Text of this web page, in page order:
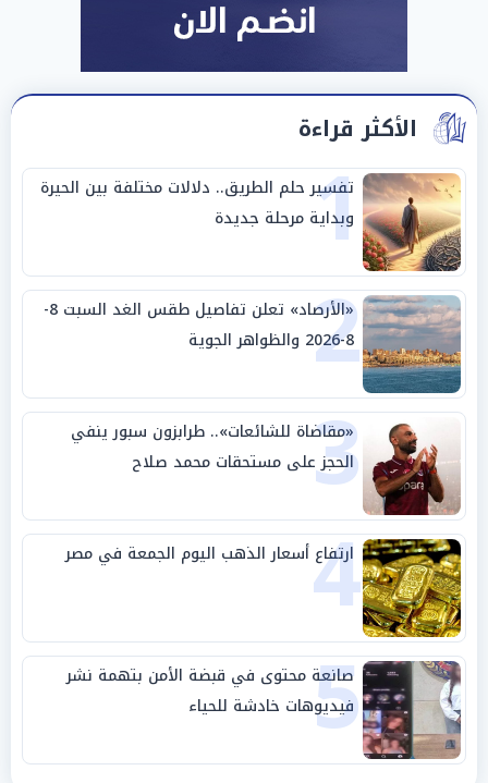
الأكثر قراءة
1
تفسير حلم الطريق.. دلالات مختلفة بين الحيرة
وبداية مرحلة جديدة
2
«الأرصاد» تعلن تفاصيل طقس الغد السبت 8-
8-2026 والظواهر الجوية
3
«مقاضاة للشائعات».. طرابزون سبور ينفي
الحجز على مستحقات محمد صلاح
4
ارتفاع أسعار الذهب اليوم الجمعة في مصر
5
صانعة محتوى في قبضة الأمن بتهمة نشر
فيديوهات خادشة للحياء